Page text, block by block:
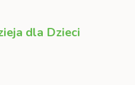
dla Dzieci